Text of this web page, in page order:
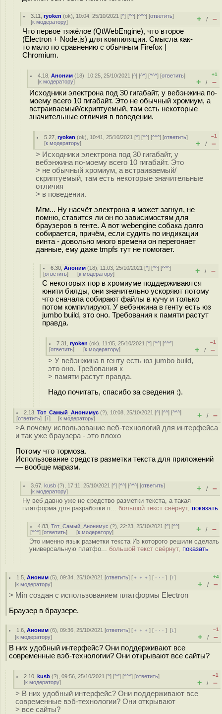
3.11 ,ryoken (ok), 10:04, 25/10/2021 [^] [^^] [^^^] [ответить]
[к модератору] + / –
Что первое тяжёлое (QtWebEngine), что второе
(Electron + Node.js) для компиляции. Смысла как-
то мало по сравнению с обычным Firefox |
Chromium.
4.18 ,Аноним (18), 10:25, 25/10/2021 [^] [^^] [^^^] [ответить]
[к модератору]
+1
+ / –
Исходники электрона под 30 гигабайт, у вебэнжина по-
моему всего 10 гигабайт. Это не обычный хромиум, а
встраиваемый/скриптуемый, там есть некоторые
значительные отличия в поведении.
5.27 ,ryoken (ok), 10:41, 25/10/2021 [^] [^^] [^^^] [ответить]
[к модератору]
–1
+ / –
> Исходники электрона под 30 гигабайт, у
вебэнжина по-моему всего 10 гигабайт. Это
> не обычный хромиум, а встраиваемый/
скриптуемый, там есть некоторые значительные
отличия
> в поведении.
Мгм... Ну насчёт электрона я может загнул, не
помню, ставится ли он по зависимостям для
браузеров в генте. А вот webengine собака долго
собирается, причём, если судить по индикации
винта - довольно много времени он перегоняет
данные, ему даже tmpfs тут не помогает.
6.30 ,Аноним (18), 11:03, 25/10/2021 [^] [^^] [^^^]
[ответить] [к модератору] + / –
С некоторых пор в хромиуме поддерживаются
юнити билды, они значительно ускоряют потому
что сначала собирают файлы в кучу и только
потом компилируют. У вебэнжина в генту есть юз
jumbo build, это оно. Требования к памяти растут
правда.
7.31 ,ryoken (ok), 11:05, 25/10/2021 [^] [^^] [^^^]
[ответить] [к модератору]
–1
+ / –
> У вебэнжина в генту есть юз jumbo build,
это оно. Требования к
> памяти растут правда.
Надо почитать, спасибо за сведения :).
2.13 ,Тот_Самый_Анонимус (?), 10:08, 25/10/2021 [^] [^^] [^^^]
[ответить] [↑] [к модератору] + / –
>А почему использование веб-технологий для интерфейса
и так уже браузера - это плохо
Потому что тормоза.
Использование средств разметки текста для приложений
— вообще маразм.
3.67 ,kusb (?), 17:11, 25/10/2021 [^] [^^] [^^^] [ответить]
[к модератору] + / –
Ну веб давно уже не средство разметки текста, а такая
платформа для разработки п... большой текст свёрнут, показать
4.83 ,Тот_Самый_Анонимус (?), 22:23, 25/10/2021 [^] [^^]
[^^^] [ответить] [к модератору] + / –
Это именно язык разметки текста Из которого решили сделать
универсальную платфо... большой текст свёрнут, показать
1.5 ,Аноним (5), 09:34, 25/10/2021 [ответить] [ ﹢﹢﹢] [ · · ·][↑]
[к модератору]
+4
+ / –
> Min создан с использованием платформы Electron
Браузер в браузере.
1.6 ,Аноним (6), 09:36, 25/10/2021 [ответить] [ ﹢﹢﹢] [ · · ·][↓]
[к модератору]
–1
+ / –
В них удобный интерфейс? Они поддерживают все
современные вэб-технологии? Они открывают все сайты?
2.10 ,kusb (?), 09:56, 25/10/2021 [^] [^^] [^^^] [ответить]
[к модератору]
–1
+ / –
> В них удобный интерфейс? Они поддерживают все
современные вэб-технологии? Они открывают
> все сайты?